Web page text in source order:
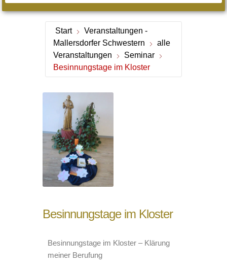
Start
Veranstaltungen -
Mallersdorfer Schwestern
alle
Veranstaltungen
Seminar
Besinnungstage im Kloster
Besinnungstage im Kloster
Besinnungstage im Kloster – Klärung
meiner Berufung